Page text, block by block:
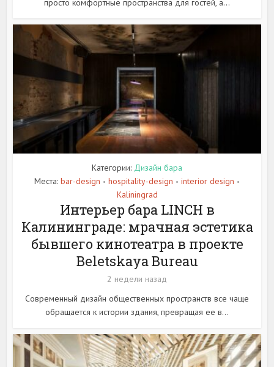
просто комфортные пространства для гостей, а...
Категории: Дизайн бара
Места: bar-design • hospitality-design • interior design •
Kaliningrad
Интерьер бара LINCH в
Калининграде: мрачная эстетика
бывшего кинотеатра в проекте
Beletskaya Bureau
2 недели назад
Современный дизайн общественных пространств все чаще
обращается к истории здания, превращая ее в...